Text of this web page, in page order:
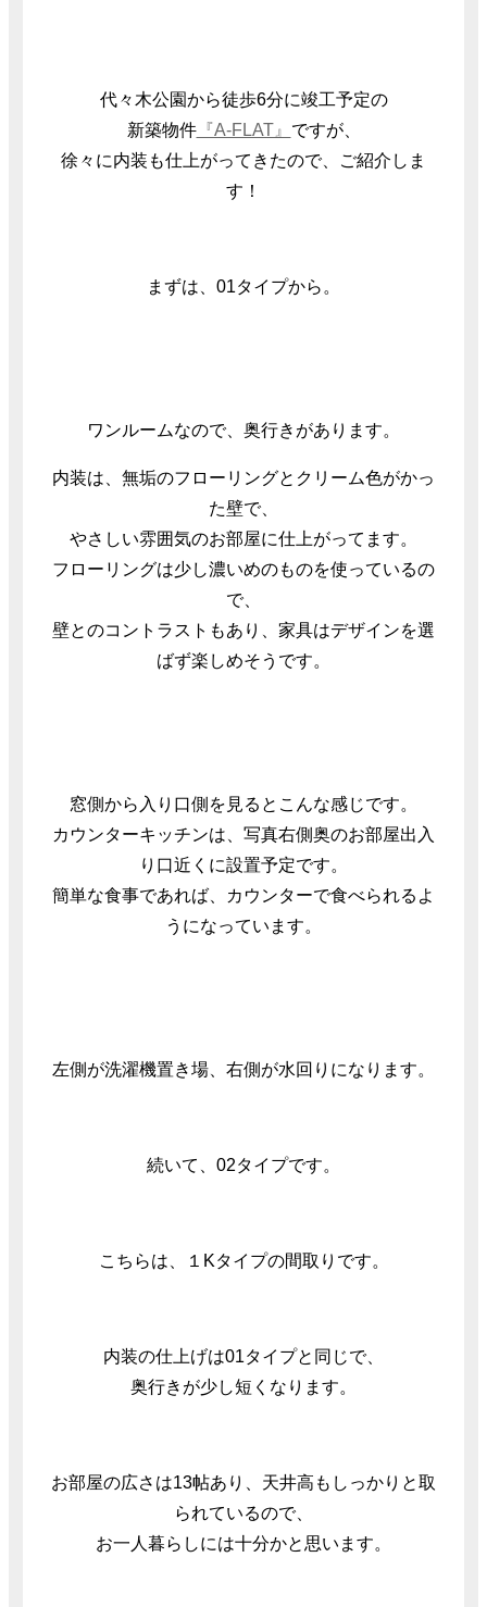
代々木公園から徒歩6分に竣工予定の
新築物件『A-FLAT』 ですが、
徐々に内装も仕上がってきたので、ご紹介しま
す！
まずは、01タイプから。
ワンルームなので、奥行きがあります。
内装は、無垢のフローリングとクリーム色がかっ
た壁で、
やさしい雰囲気のお部屋に仕上がってます。
フローリングは少し濃いめのものを使っているの
で、
壁とのコントラストもあり、家具はデザインを選
ばず楽しめそうです。
窓側から入り口側を見るとこんな感じです。
カウンターキッチンは、写真右側奥のお部屋出入
り口近くに設置予定です。
簡単な食事であれば、カウンターで食べられるよ
うになっています。
左側が洗濯機置き場、右側が水回りになります。
続いて、02タイプです。
こちらは、１Kタイプの間取りです。
内装の仕上げは01タイプと同じで、
奥行きが少し短くなります。
お部屋の広さは13帖あり、天井高もしっかりと取
られているので、
お一人暮らしには十分かと思います。